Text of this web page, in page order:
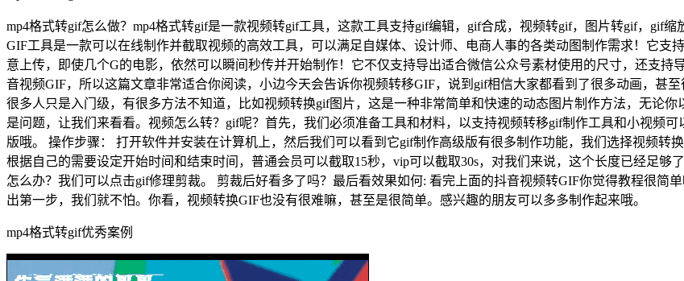
mp4格式转gif怎么做？mp4格式转gif是一款视频转gif工具，这款工具支持gif编辑，gif合成，视频转gif，图片转gif，gif
GIF工具是一款可以在线制作并截取视频的高效工具，可以满足自媒体、设计师、电商人事的各类动图制作需求！它支
意上传，即使几个G的电影，依然可以瞬间秒传并开始制作！它不仅支持导出适合微信公众号素材使用的尺寸，还支持
音视频GIF，所以这篇文章非常适合你阅读，小边今天会告诉你视频转移GIF，说到gif相信大家都看到了很多动画，甚
很多人只是入门级，有很多方法不知道，比如视频转换gif图片，这是一种非常简单和快速的动态图片制作方法，无论
是问题，让我们来看看。视频怎么转？gif呢？首先，我们必须准备工具和材料，以支持视频转移gif制作工具和小视频
版哦。 操作步骤： 打开软件并安装在计算机上，然后我们可以看到它gif制作高级版有很多制作功能，我们选择视频转
根据自己的需要设定开始时间和结束时间，普通会员可以截取15秒，vip可以截取30s，对我们来说，这个长度已经足
怎么办？我们可以点击gif修理剪裁。 剪裁后好看多了吗？最后看效果如何: 看完上面的抖音视频转GIF你觉得教程很简
出第一步，我们就不怕。你看，视频转换GIF也没有很难嘛，甚至是很简单。感兴趣的朋友可以多多制作起来哦。
mp4格式转gif优秀案例